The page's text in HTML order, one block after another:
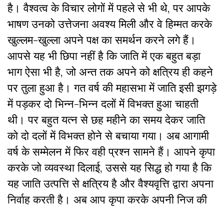
है। वैश्वत्व के विचार लोगों में पहले से भी थे, पर आपके
भाषण उनको उत्तेजना अवश्य मिली और वे हिम्मत करके
खुल्लम-खुल्ला अपने पक्ष का समर्थन करने लगे हैं।
आपसे यह भी छिपा नहीं है कि जाति में एक बहुत बड़ा
भाग ऐसा भी है, जो अन्त तक अपने को क्षत्रिय ही कहने
पर तुला हुआ है। गत वर्ष की महासभा में जाति इसी झगड़े
में पड़कर दो भिन्न-भिन्न दलों में विभक्त हुआ चाहती
थी। पर बहुत यत्न से छह महीने का समय देकर जाति
को दो दलों में विभक्त होने से बचाया गया। अब आगामी
वर्ष के सम्मेलन में फिर वही प्रश्न सामने हैं। आपने कृपा
करके जो व्यवस्था दिलाई, उससे यह सिद्ध हो गया है कि
यह जाति उत्पत्ति से क्षत्रिय है और वैश्यवृत्ति द्वारा अपना
निर्वाह करती है। अब आप कृपा करके अपनी निज की